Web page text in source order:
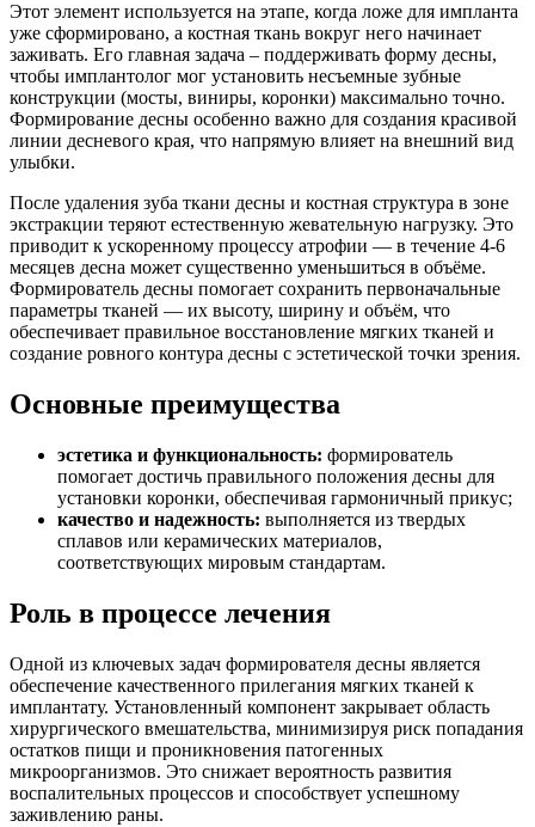
Этот элемент используется на этапе, когда ложе для импланта
уже сформировано, а костная ткань вокруг него начинает
заживать. Его главная задача – поддерживать форму десны,
чтобы имплантолог мог установить несъемные зубные
конструкции (мосты, виниры, коронки) максимально точно.
Формирование десны особенно важно для создания красивой
линии десневого края, что напрямую влияет на внешний вид
улыбки.
После удаления зуба ткани десны и костная структура в зоне
экстракции теряют естественную жевательную нагрузку. Это
приводит к ускоренному процессу атрофии — в течение 4-6
месяцев десна может существенно уменьшиться в объёме.
Формирователь десны помогает сохранить первоначальные
параметры тканей — их высоту, ширину и объём, что
обеспечивает правильное восстановление мягких тканей и
создание ровного контура десны с эстетической точки зрения.
Основные преимущества
эстетика и функциональность: формирователь
помогает достичь правильного положения десны для
установки коронки, обеспечивая гармоничный прикус;
качество и надежность: выполняется из твердых
сплавов или керамических материалов,
соответствующих мировым стандартам.
Роль в процессе лечения
Одной из ключевых задач формирователя десны является
обеспечение качественного прилегания мягких тканей к
имплантату. Установленный компонент закрывает область
хирургического вмешательства, минимизируя риск попадания
остатков пищи и проникновения патогенных
микроорганизмов. Это снижает вероятность развития
воспалительных процессов и способствует успешному
заживлению раны.